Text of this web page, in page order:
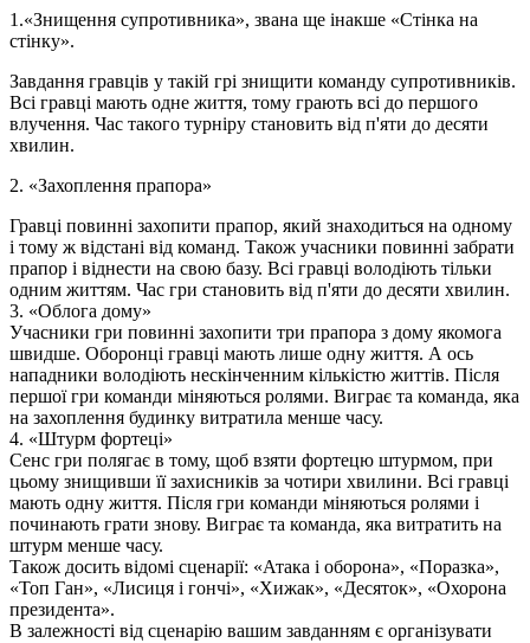
1.«Знищення супротивника», звана ще інакше «Стінка на
стінку».
Завдання гравців у такій грі знищити команду супротивників.
Всі гравці мають одне життя, тому грають всі до першого
влучення. Час такого турніру становить від п'яти до десяти
хвилин.
2. «Захоплення прапора»
Гравці повинні захопити прапор, який знаходиться на одному
і тому ж відстані від команд. Також учасники повинні забрати
прапор і віднести на свою базу. Всі гравці володіють тільки
одним життям. Час гри становить від п'яти до десяти хвилин.
3. «Облога дому»
Учасники гри повинні захопити три прапора з дому якомога
швидше. Оборонці гравці мають лише одну життя. А ось
нападники володіють нескінченним кількістю життів. Після
першої гри команди міняються ролями. Виграє та команда, яка
на захоплення будинку витратила менше часу.
4. «Штурм фортеці»
Сенс гри полягає в тому, щоб взяти фортецю штурмом, при
цьому знищивши її захисників за чотири хвилини. Всі гравці
мають одну життя. Після гри команди міняються ролями і
починають грати знову. Виграє та команда, яка витратить на
штурм менше часу.
Також досить відомі сценарії: «Атака і оборона», «Поразка»,
«Топ Ган», «Лисиця і гончі», «Хижак», «Десяток», «Охорона
президента».
В залежності від сценарію вашим завданням є організувати